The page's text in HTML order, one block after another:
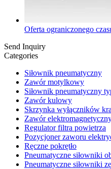
Oferta ograniczonego
Send Inquiry
Categories
Siłownik pneumatyczny
Zawór motylkowy
Siłownik pneumatyczny
Zawór kulowy
Skrzynka wyłączników
Zawór
Regulator filtra powietrza
Pozycjoner zaworu
Ręczne pokrętło
Pneumatyczne siłowniki
Pneumatyczne siłowniki